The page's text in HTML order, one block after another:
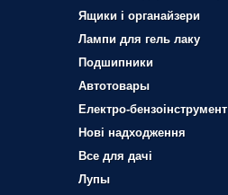
Ящики і органайзери
Лампи для гель лаку
Подшипники
Автотовары
Електро-бензоінструмент
Нові надходження
Все для дачі
Лупы